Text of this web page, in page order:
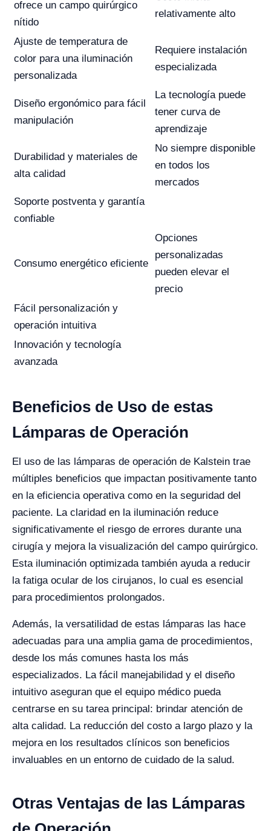
ofrece un campo quirúrgico
nítido
relativamente alto
Ajuste de temperatura de
color para una iluminación
personalizada
Requiere instalación
especializada
Diseño ergonómico para fácil
manipulación
La tecnología puede
tener curva de
aprendizaje
Durabilidad y materiales de
alta calidad
No siempre disponible
en todos los
mercados
Soporte postventa y garantía
confiable
Consumo energético eficiente
Opciones
personalizadas
pueden elevar el
precio
Fácil personalización y
operación intuitiva
Innovación y tecnología
avanzada
Beneficios de Uso de estas
Lámparas de Operación
El uso de las lámparas de operación de Kalstein trae
múltiples beneficios que impactan positivamente tanto
en la eficiencia operativa como en la seguridad del
paciente. La claridad en la iluminación reduce
significativamente el riesgo de errores durante una
cirugía y mejora la visualización del campo quirúrgico.
Esta iluminación optimizada también ayuda a reducir
la fatiga ocular de los cirujanos, lo cual es esencial
para procedimientos prolongados.
Además, la versatilidad de estas lámparas las hace
adecuadas para una amplia gama de procedimientos,
desde los más comunes hasta los más
especializados. La fácil manejabilidad y el diseño
intuitivo aseguran que el equipo médico pueda
centrarse en su tarea principal: brindar atención de
alta calidad. La reducción del costo a largo plazo y la
mejora en los resultados clínicos son beneficios
invaluables en un entorno de cuidado de la salud.
Otras Ventajas de las Lámparas